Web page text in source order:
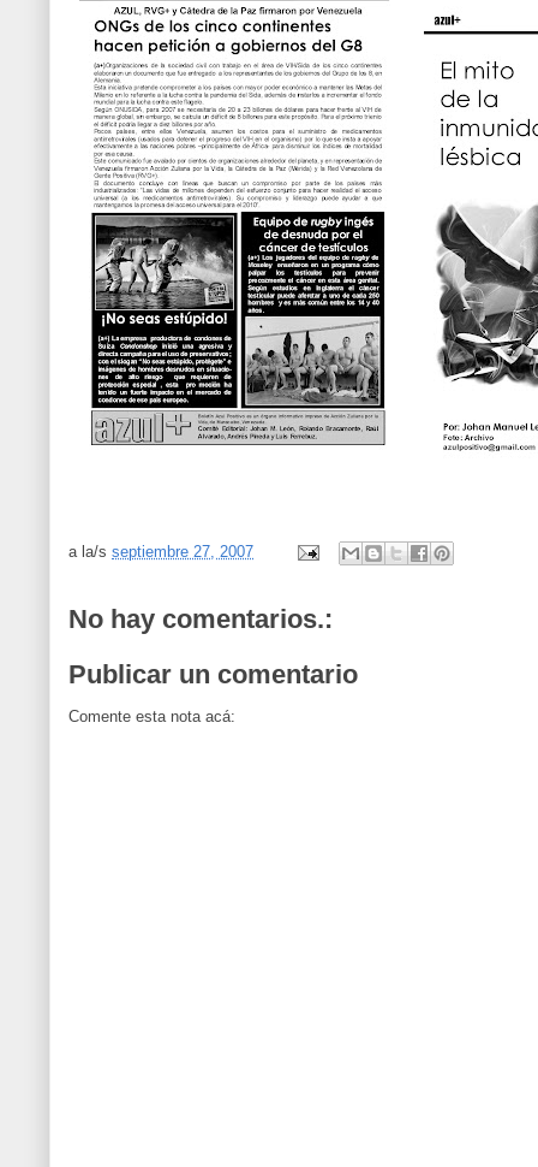
a la/s septiembre 27, 2007
No hay comentarios.:
Publicar un comentario
Comente esta nota acá: